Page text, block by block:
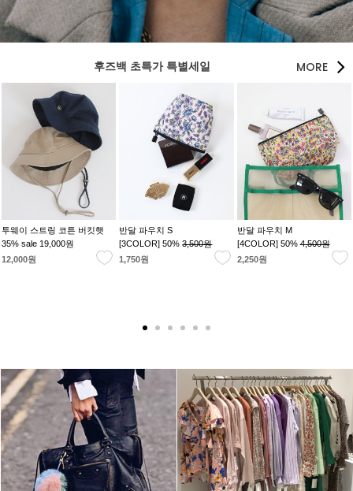
후즈백 초특가 특별세일 MORE
투웨이 스트링 코튼 버킷햇
35% sale 19,000원
12,000원
반달 파우치 S
[3COLOR] 50%3,500원
1,750원
반달 파우치 M
[4COLOR] 50%4,500원
2,250원